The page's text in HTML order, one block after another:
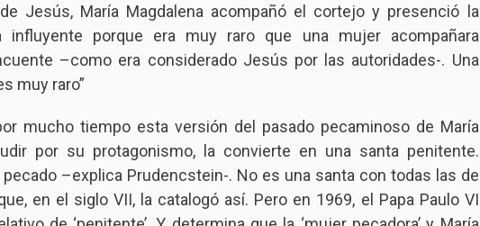
Jesús, María Magdalena acompañó el cortejo y presenció la
influyente porque era muy raro que una mujer acompañara
–como era considerado Jesús por las autoridades-. Una
muy raro”
mucho tiempo esta versión del pasado pecaminoso de María
por su protagonismo, la convierte en una santa penitente.
–explica Prudencstein-. No es una santa con todas las de
en el siglo VII, la catalogó así. Pero en 1969, el Papa Paulo VI